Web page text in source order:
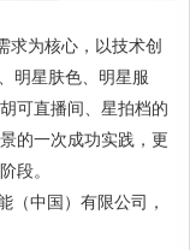
求为核心，以技术创
明星肤色、明星服
可直播间、星拍档的
的一次成功实践，更
段。
（中国）有限公司，